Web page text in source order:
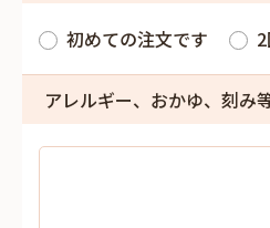
初めての注文です
アレルギー、おかゆ、刻み